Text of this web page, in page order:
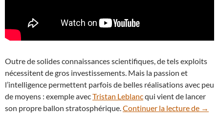
Outre de solides connaissances scientifiques, de tels exploits
nécessitent de gros investissements. Mais la passion et
l’intelligence permettent parfois de belles réalisations avec peu
de moyens : exemple avecTristan Leblancqui vient de lancer
son propre ballon stratosphérique.Continuer la lecture de Le
→